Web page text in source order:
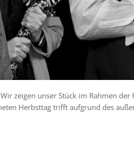
zeigen unser Stück im Rahmen der
Herbsttag trifft aufgrund des